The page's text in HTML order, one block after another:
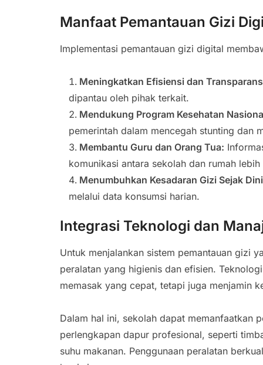
Manfaat Pemantauan Gizi
Implementasi pemantauan gizi digital
Meningkatkan Efisiensi dan
dipantau oleh pihak terkait.
Mendukung Program Kesehatan
pemerintah dalam mencegah stunting dan
Membantu Guru dan Orang Tua:
komunikasi antara sekolah dan rumah
Menumbuhkan Kesadaran Gizi Sejak
melalui data konsumsi harian.
Integrasi Teknologi dan
Untuk menjalankan sistem pemantauan gizi
peralatan yang higienis dan efisien.
memasak yang cepat, tetapi juga menjamin
Dalam hal ini, sekolah dapat memanfaatkan
perlengkapan dapur profesional, seperti
suhu makanan. Penggunaan peralatan